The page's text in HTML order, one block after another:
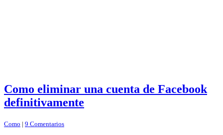
Como eliminar una cuenta de Facebook
definitivamente
Como | 9 Comentarios